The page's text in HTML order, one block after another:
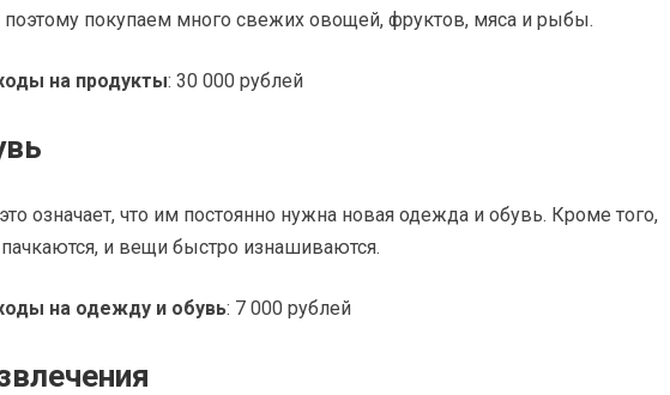
поэтому покупаем много свежих овощей, фруктов, мяса и рыбы.
на продукты: 30 000 рублей
означает, что им постоянно нужна новая одежда и обувь. Кроме того,
и вещи быстро изнашиваются.
на одежду и обувь: 7 000 рублей